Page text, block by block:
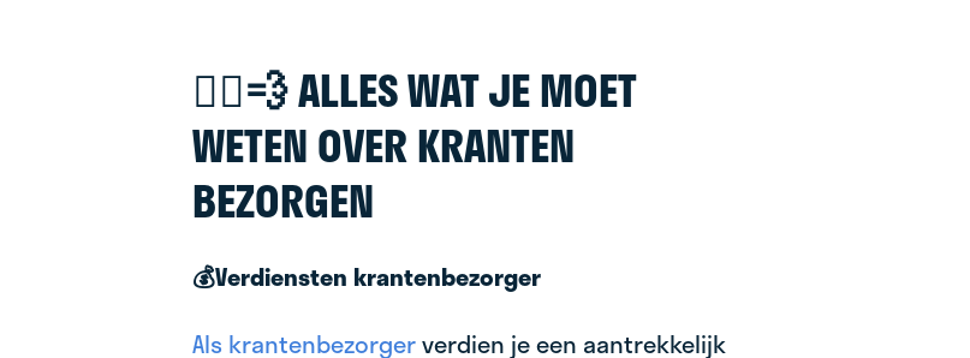
🚴‍♂️💨 ALLES WAT JE MOET
WETEN OVER KRANTEN
BEZORGEN
💰Verdiensten krantenbezorger
Als krantenbezorgerverdien je een aantrekkelijk